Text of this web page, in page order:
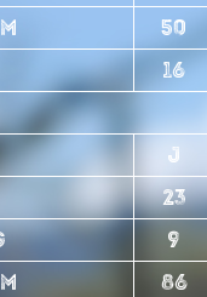
50
16
J
23
9
86